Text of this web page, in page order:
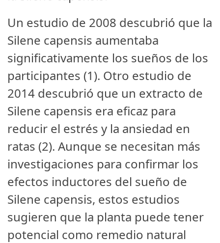
Un estudio de 2008 descubrió que la
Silene capensis aumentaba
significativamente los sueños de los
participantes (1). Otro estudio de
2014 descubrió que un extracto de
Silene capensis era eficaz para
reducir el estrés y la ansiedad en
ratas (2). Aunque se necesitan más
investigaciones para confirmar los
efectos inductores del sueño de
Silene capensis, estos estudios
sugieren que la planta puede tener
potencial como remedio natural